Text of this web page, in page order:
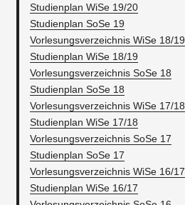
Studienplan WiSe 19/20
Studienplan SoSe 19
Vorlesungsverzeichnis WiSe 18/19
Studienplan WiSe 18/19
Vorlesungsverzeichnis SoSe 18
Studienplan SoSe 18
Vorlesungsverzeichnis WiSe 17/18
Studienplan WiSe 17/18
Vorlesungsverzeichnis SoSe 17
Studienplan SoSe 17
Vorlesungsverzeichnis WiSe 16/17
Studienplan WiSe 16/17